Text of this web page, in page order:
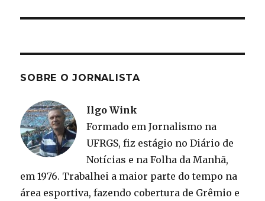
SOBRE O JORNALISTA
Ilgo Wink
Formado em Jornalismo na
UFRGS, fiz estágio no Diário de
Notícias e na Folha da Manhã,
em 1976. Trabalhei a maior parte do tempo na
área esportiva, fazendo cobertura de Grêmio e